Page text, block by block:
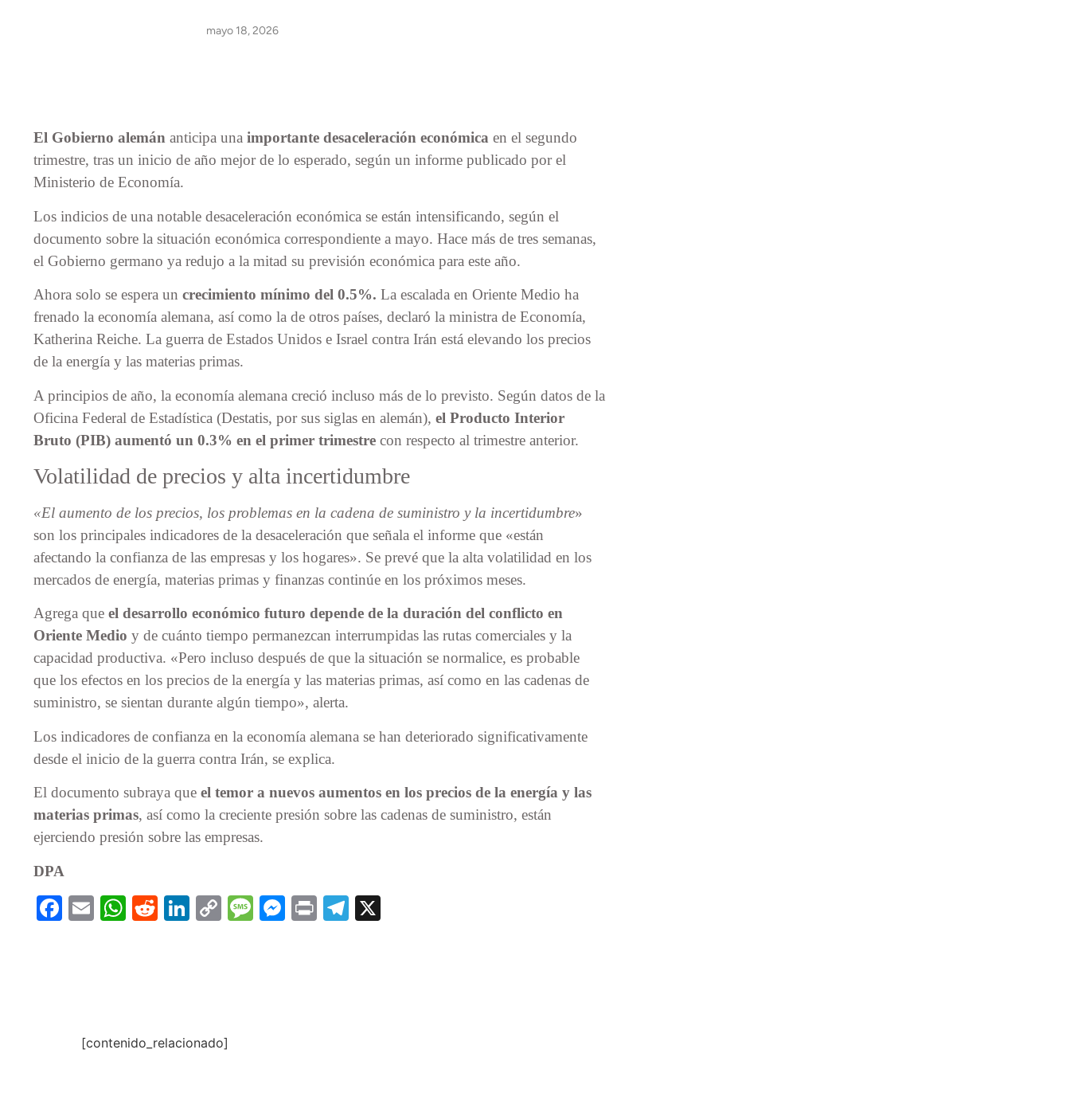
mayo 18, 2026
El Gobierno alemán anticipa una importante desaceleración económica en el segundo
trimestre, tras un inicio de año mejor de lo esperado, según un informe publicado por el
Ministerio de Economía.
Los indicios de una notable desaceleración económica se están intensificando, según el
documento sobre la situación económica correspondiente a mayo. Hace más de tres semanas,
el Gobierno germano ya redujo a la mitad su previsión económica para este año.
Ahora solo se espera un crecimiento mínimo del 0.5%. La escalada en Oriente Medio ha
frenado la economía alemana, así como la de otros países, declaró la ministra de Economía,
Katherina Reiche. La guerra de Estados Unidos e Israel contra Irán está elevando los precios
de la energía y las materias primas.
A principios de año, la economía alemana creció incluso más de lo previsto. Según datos de la
Oficina Federal de Estadística (Destatis, por sus siglas en alemán), el Producto Interior
Bruto (PIB) aumentó un 0.3% en el primer trimestre con respecto al trimestre anterior.
Volatilidad de precios y alta incertidumbre
«El aumento de los precios, los problemas en la cadena de suministro y la incertidumbre»
son los principales indicadores de la desaceleración que señala el informe que «están
afectando la confianza de las empresas y los hogares». Se prevé que la alta volatilidad en los
mercados de energía, materias primas y finanzas continúe en los próximos meses.
Agrega que el desarrollo económico futuro depende de la duración del conflicto en
Oriente Medio y de cuánto tiempo permanezcan interrumpidas las rutas comerciales y la
capacidad productiva. «Pero incluso después de que la situación se normalice, es probable
que los efectos en los precios de la energía y las materias primas, así como en las cadenas de
suministro, se sientan durante algún tiempo», alerta.
Los indicadores de confianza en la economía alemana se han deteriorado significativamente
desde el inicio de la guerra contra Irán, se explica.
El documento subraya que el temor a nuevos aumentos en los precios de la energía y las
materias primas, así como la creciente presión sobre las cadenas de suministro, están
ejerciendo presión sobre las empresas.
DPA
Facebook
EmailWhatsApp
RedditLinkedIn
CopyMessage
Messenger
PrintTelegram
[contenido_relacionado]